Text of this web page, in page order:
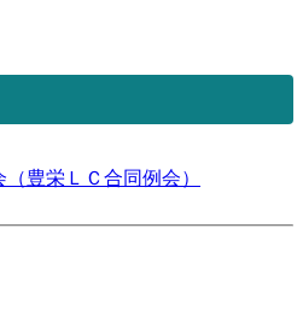
（豊栄ＬＣ合同例会）